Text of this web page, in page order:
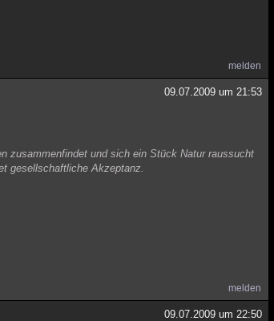
melden
09.07.2009 um 21:53
zusammenfindet und sich ein Stück Natur raussucht
gesellschaftliche Akzeptanz.
melden
09.07.2009 um 22:50